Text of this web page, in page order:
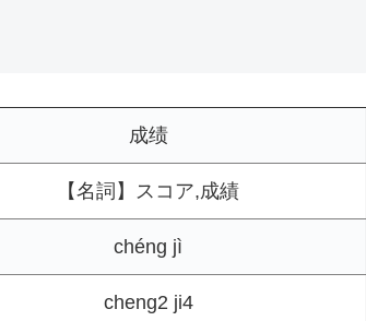
成绩
【名詞】スコア,成績
chéng jì
cheng2 ji4